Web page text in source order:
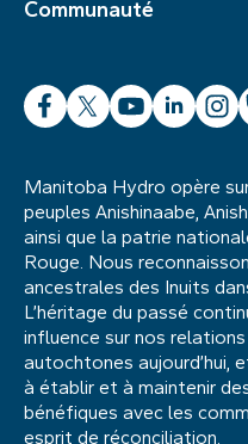
Communauté
Facebook
X YouTube
LinkedIn
Manitoba Hydro opère
peuples Anishinaabe,
ainsi que la patrie
Rouge. Nous
ancestrales des Inuits
L’héritage du passé
influence sur nos
autochtones aujourd’hui,
à établir et à maintenir
bénéfiques avec les
esprit de réconciliation.